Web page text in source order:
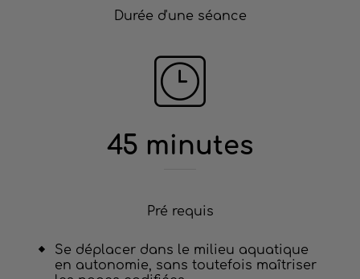
Durée d'une séance
45 minutes
Pré requis
Se déplacer dans le milieu aquatique
en autonomie, sans toutefois maîtriser